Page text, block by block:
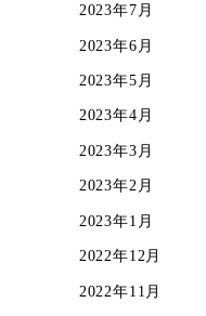
2023年7月
2023年6月
2023年5月
2023年4月
2023年3月
2023年2月
2023年1月
2022年12月
2022年11月